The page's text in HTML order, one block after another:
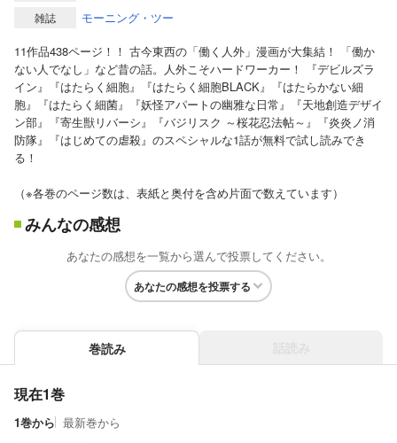
雑誌
モーニング・ツー
11作品438ページ！！ 古今東西の「働く人外」漫画が大集結！ 「働か
ない人でなし」など昔の話。人外こそハードワーカー！ 『デビルズラ
イン』『はたらく細胞』『はたらく細胞BLACK』『はたらかない細
胞』『はたらく細菌』『妖怪アパートの幽雅な日常』『天地創造デザイ
ン部』『寄生獣リバーシ』『バジリスク ～桜花忍法帖～』『炎炎ノ消
防隊』『はじめての虐殺』のスペシャルな1話が無料で試し読みでき
る！
（※各巻のページ数は、表紙と奥付を含め片面で数えています）
みんなの感想
あなたの感想を一覧から選んで投票してください。
あなたの感想を投票する
巻読み
現在1巻
1巻から 最新巻から